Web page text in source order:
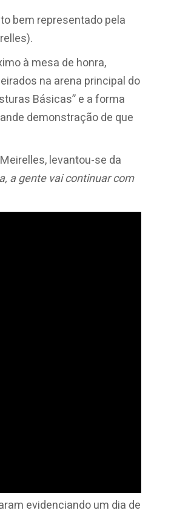
bem representado pela
à mesa de honra,
na arena principal do
Básicas” e a forma
demonstração de que
levantou-se da
a gente vai continuar com
evidenciando um dia de